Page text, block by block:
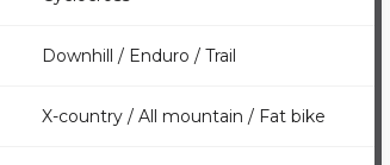
Downhill / Enduro / Trail
X-country / All mountain / Fat bike